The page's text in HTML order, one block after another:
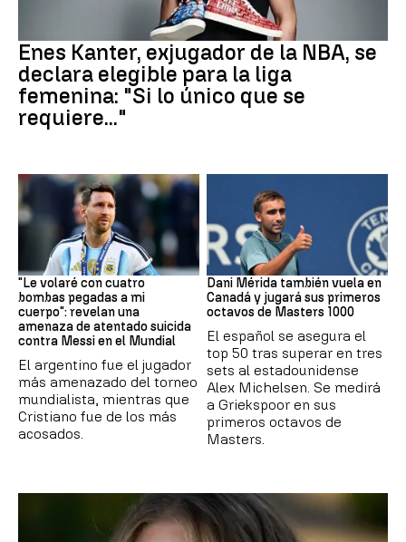
Enes Kanter, exjugador de la NBA, se
declara elegible para la liga
femenina: "Si lo único que se
requiere..."
Mundial 2026
"Le volaré con cuatro
bombas pegadas a mi
cuerpo": revelan una
amenaza de atentado suicida
contra Messi en el Mundial
El argentino fue el jugador
más amenazado del torneo
mundialista, mientras que
Cristiano fue de los más
acosados.
Tenis
Dani Mérida también vuela en
Canadá y jugará sus primeros
octavos de Masters 1000
El español se asegura el
top 50 tras superar en tres
sets al estadounidense
Alex Michelsen. Se medirá
a Griekspoor en sus
primeros octavos de
Masters.